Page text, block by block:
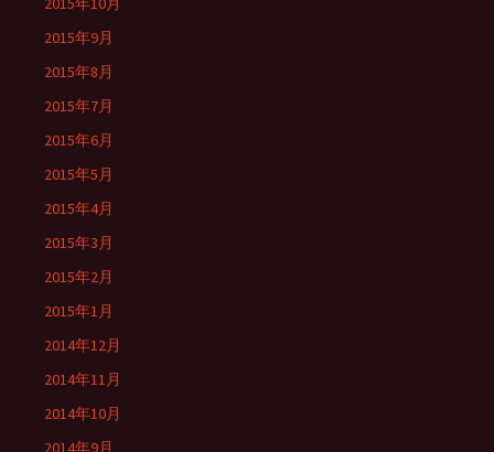
2015年9月
2015年8月
2015年7月
2015年6月
2015年5月
2015年4月
2015年3月
2015年2月
2015年1月
2014年12月
2014年11月
2014年10月
2014年9月